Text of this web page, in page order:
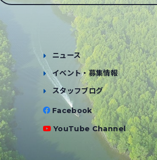
ニュース
イベント・募集情報
スタッフブログ
Facebook
YouTube Channel